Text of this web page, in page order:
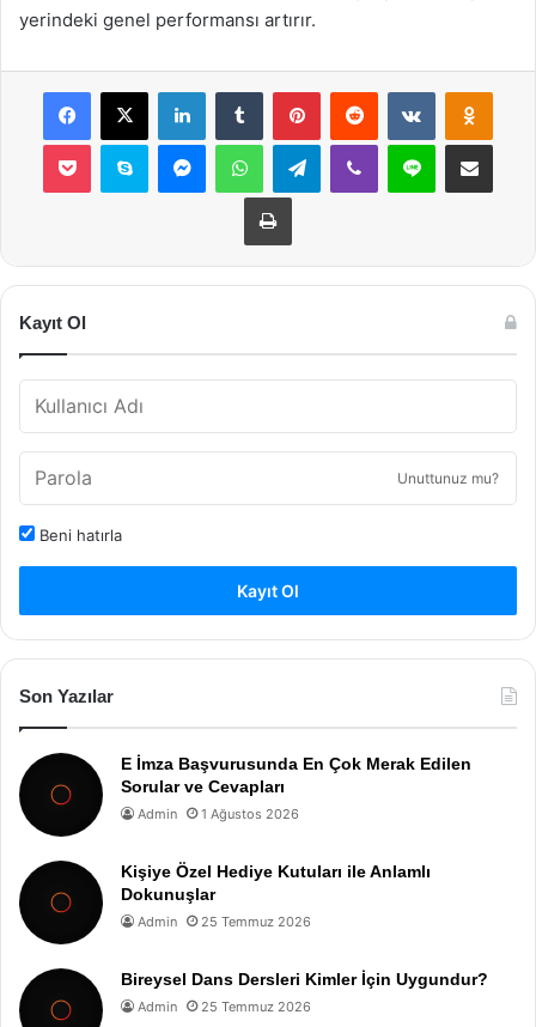
yerindeki genel performansı artırır.
Facebook
X LinkedInTumblr PinterestReddit VKontakte
Pocket Skype MessengerWhatsAppTelegramViber Line E-Posta ile
Yazdır
Kayıt Ol
Unuttunuz mu?
Beni hatırla
Kayıt Ol
Son Yazılar
E İmza Başvurusunda En Çok Merak Edilen
Sorular ve Cevapları
Admin 1 Ağustos 2026
Kişiye Özel Hediye Kutuları ile Anlamlı
Dokunuşlar
Admin 25 Temmuz 2026
Bireysel Dans Dersleri Kimler İçin Uygundur?
Admin 25 Temmuz 2026